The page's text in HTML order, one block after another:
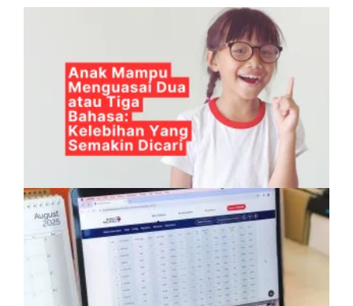
Anak Mampu Menguasai Dua atau Tiga
Bahasa: Kelebihan Yang Semakin Dicari